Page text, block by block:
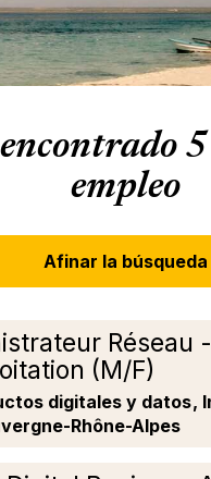
empleo
Afinar la búsqueda
Réseau
(M/F)
digitales y datos,
Rhône-Alpes